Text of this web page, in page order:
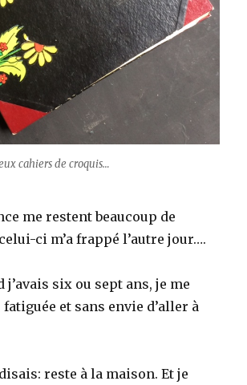
cahiers de croquis…
me restent beaucoup de
ci m’a frappé l’autre jour….
j’avais six ou sept ans, je me
et sans envie d’aller à
reste à la maison. Et je